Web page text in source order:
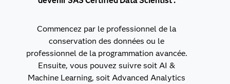
Commencez par le professionnel de la
conservation des données ou le
professionnel de la programmation avancée.
Ensuite, vous pouvez suivre soit AI &
Machine Learning, soit Advanced Analytics